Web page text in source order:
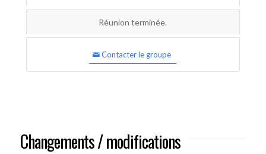
Réunion terminée.
Contacter le groupe
Changements / modifications